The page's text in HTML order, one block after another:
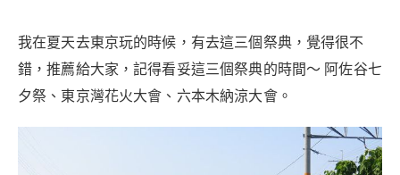
我在夏天去東京玩的時候，有去這三個祭典，覺得很不
錯，推薦給大家，記得看妥這三個祭典的時間～ 阿佐谷七
夕祭、東京灣花火大會、六本木納涼大會。